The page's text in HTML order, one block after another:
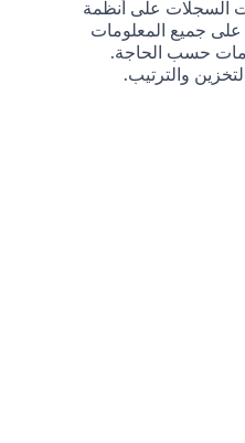
السجلات على أنظمة
على جميع المعلومات
حسب الحاجة.
والترتيب.